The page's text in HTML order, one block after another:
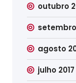
outubro
setembro
agosto
julho 2017